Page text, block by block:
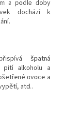
a podle doby
dochází k
špatná
pití alkoholu a
ovoce a
atd..